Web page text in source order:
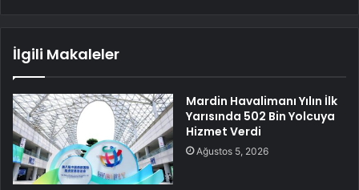
İlgili Makaleler
Mardin Havalimanı Yılın İlk
Yarısında 502 Bin Yolcuya
Hizmet Verdi
Ağustos 5, 2026